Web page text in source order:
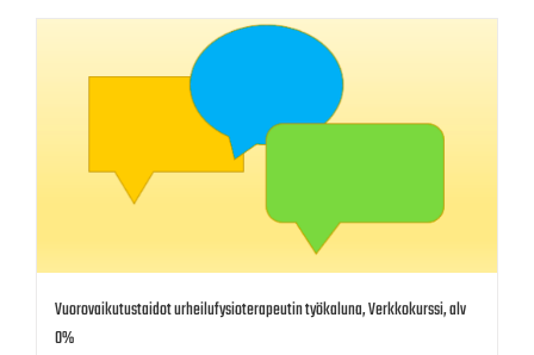
Vuorovaikutustaidot urheilufysioterapeutin työkaluna, Verkkokurssi, alv
0%